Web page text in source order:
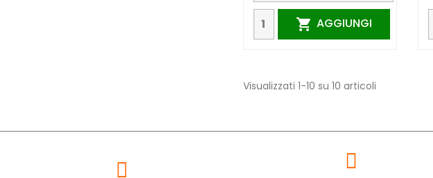
 AGGIUNGI
Visualizzati 1-10 su 10 articoli